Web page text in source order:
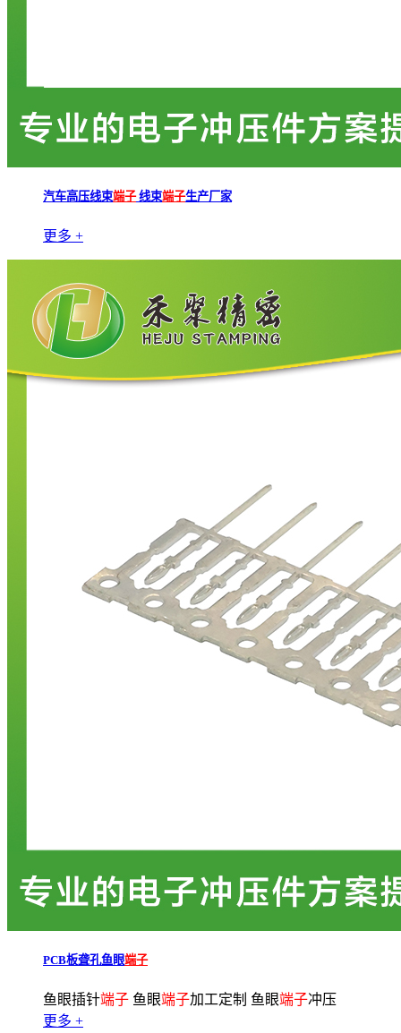
汽车高压线束端子线束端子生产厂家
更多 +
PCB板聋孔鱼眼端子
鱼眼插针端子 鱼眼端子加工定制 鱼眼端子冲压
更多 +